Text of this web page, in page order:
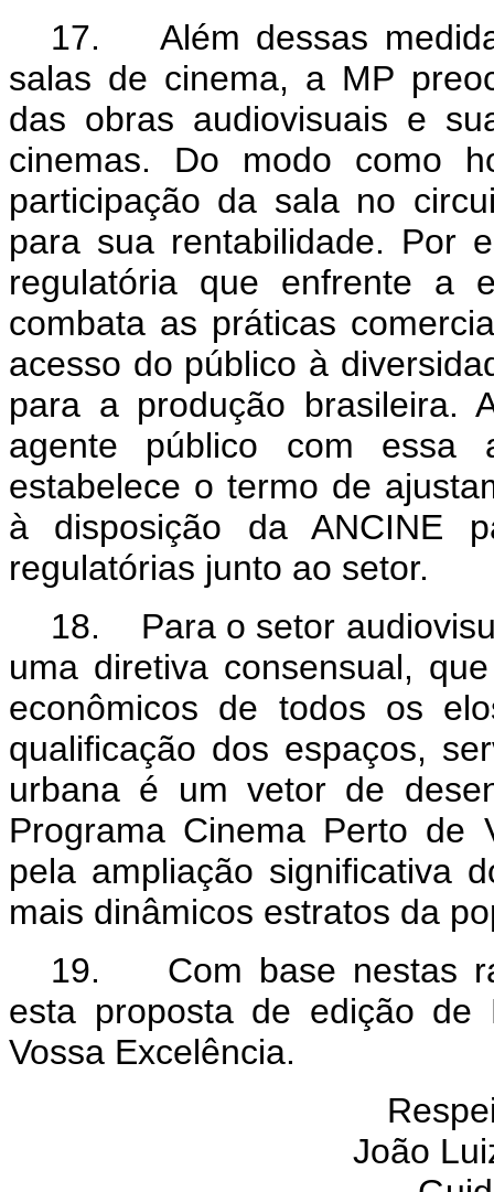
17. Além dessas
salas de cinema, a MP
das obras audiovisuais e
cinemas. Do modo como
participação da sala no
para sua rentabilidade. Por
regulatória que enfrente a
combata as práticas
acesso do público à
para a produção brasileira.
agente público com essa
estabelece o termo de
à disposição da ANCINE
regulatórias junto ao setor.
18. Para o setor
uma diretiva consensual,
econômicos de todos os
qualificação dos espaços,
urbana é um vetor de
Programa Cinema Perto de
pela ampliação significativa
mais dinâmicos estratos da
19. Com base nestas
esta proposta de edição de
Vossa Excelência.
João